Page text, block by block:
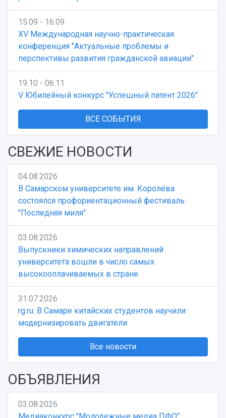
15.09 - 16.09
XV Международная научно-практическая
конференция "Актуальные проблемы и
перспективы развития гражданской авиации"
19.10 - 06.11
V Юбилейный конкурс "Успешный патент 2026"
ВСЕ СОБЫТИЯ
СВЕЖИЕ НОВОСТИ
04.08.2026
В Самарском университете им. Королёва
состоялся профориентационный фестиваль
"Последняя миля"
03.08.2026
Выпускники химических направлений
университета вошли в число самых
высокооплачиваемых в стране
31.07.2026
rg.ru: В Самаре китайских студентов научили
модернизировать двигатели
Все новости
ОБЪЯВЛЕНИЯ
03.08.2026